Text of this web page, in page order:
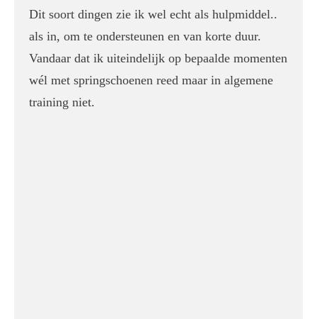
Dit soort dingen zie ik wel echt als hulpmiddel..
als in, om te ondersteunen en van korte duur.
Vandaar dat ik uiteindelijk op bepaalde momenten
wél met springschoenen reed maar in algemene
training niet.